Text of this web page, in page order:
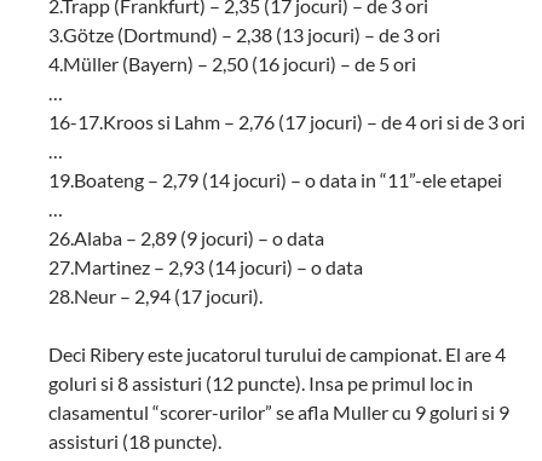
2.Trapp (Frankfurt) – 2,35 (17 jocuri) – de 3 ori
3.Götze (Dortmund) – 2,38 (13 jocuri) – de 3 ori
4.Müller (Bayern) – 2,50 (16 jocuri) – de 5 ori
…
16-17.Kroos si Lahm – 2,76 (17 jocuri) – de 4 ori si de 3 ori
…
19.Boateng – 2,79 (14 jocuri) – o data in “11”-ele etapei
…
26.Alaba – 2,89 (9 jocuri) – o data
27.Martinez – 2,93 (14 jocuri) – o data
28.Neur – 2,94 (17 jocuri).
Deci Ribery este jucatorul turului de campionat. El are 4
goluri si 8 assisturi (12 puncte). Insa pe primul loc in
clasamentul “scorer-urilor” se afla Muller cu 9 goluri si 9
assisturi (18 puncte).